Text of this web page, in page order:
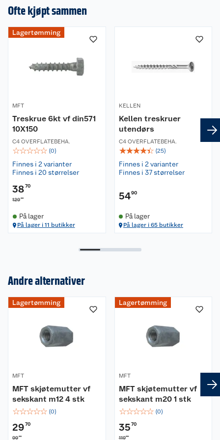
innendørs og utendørs bruk.
en omtale.
Ofte kjøpt sammen
Lagertømming
MFT
Treskrue 6kt vf din571
10X150
C4 OVERFLATEBEHA.
☆☆☆☆☆ (0)
Finnes i 2 varianter
Finnes i 20 størrelser
3870
12900
På lager
På lager i 11 butikker
KELLEN
Kellen treskruer
utendørs
C4 OVERFLATEBEHA.
☆☆☆☆☆ (25)
Finnes i 2 varianter
Finnes i 37 størrelser
5490
På lager
På lager i 65 butikker
Andre alternativer
Lagertømming
MFT
MFT skjøtemutter vf
sekskant m12 4 stk
☆☆☆☆☆ (0)
2970
9900
Lagertømming
MFT
MFT skjøtemutter vf
sekskant m20 1 stk
☆☆☆☆☆ (0)
35 70
11900
Kundeservice
Butikker
Retur- og angrerett
Reklamasjon
Ofte stilte spørsmål
Om oss
Nyheter
Våre merkevarer
Kjøpsvilkår
Personvern
Cookies
Lavprisløfte
Åpent kjøp
Hageinspirasjon
Oppussing med utemaling
Oppussing med innemaling